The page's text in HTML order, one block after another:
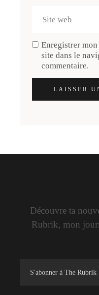
Enregistrer
site dans le
commentaire.
LAISSER
Découvre ta
Rubrik, mon